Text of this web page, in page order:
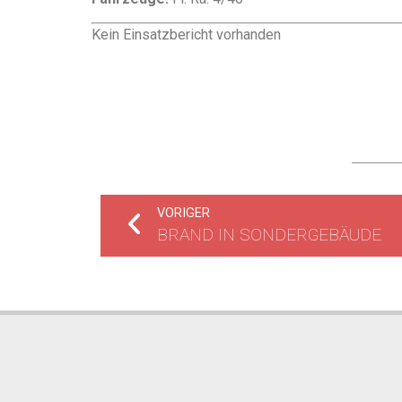
Kein Einsatzbericht vorhanden
VORIGER
BRAND IN SONDERGEBÄUDE